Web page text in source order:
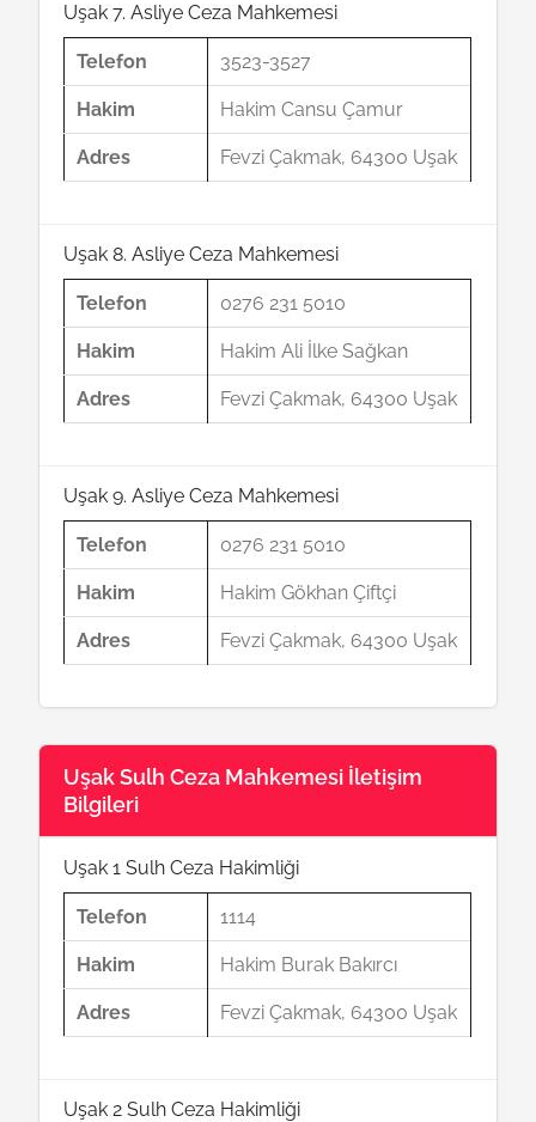
Uşak 7. Asliye Ceza Mahkemesi
Telefon 3523-3527
Hakim Hakim Cansu Çamur
Adres Fevzi Çakmak, 64300 Uşak
Uşak 8. Asliye Ceza Mahkemesi
Telefon 0276 231 5010
Hakim Hakim Ali İlke Sağkan
Adres Fevzi Çakmak, 64300 Uşak
Uşak 9. Asliye Ceza Mahkemesi
Telefon 0276 231 5010
Hakim Hakim Gökhan Çiftçi
Adres Fevzi Çakmak, 64300 Uşak
Uşak Sulh Ceza Mahkemesi İletişim
Bilgileri
Uşak 1 Sulh Ceza Hakimliği
Telefon 1114
Hakim Hakim Burak Bakırcı
Adres Fevzi Çakmak, 64300 Uşak
Uşak 2 Sulh Ceza Hakimliği